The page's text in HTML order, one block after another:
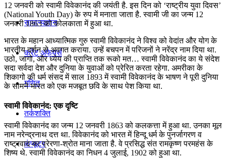
सामान्यज्ञान
करेंट अफेयर्स
गणित
तर्कशक्ति
कंप्यूटर
12 जनवरी को स्वामी विवेकानंद की जयंती है. इस दिन को ‘राष्ट्रीय युवा दिवस’
(National Youth Day) के रुप में मनाता जाता है. स्वामी जी का जन्म 12
जनवरी 1863 को कोलकाता में हुआ था.
भारत के महान आध्‍यात्मिक गुरु स्‍वामी विवेकानंद ने विश्व को वेदांत और योग के
भारतीय दर्शन से अवगत कराया. उन्हें बचपन में परिजनों ने नरेंद्र नाम दिया था.
उठो, जागो, और ध्येय की प्राप्ति तक रूको मत… स्वामी विवेकानंद का ये संदेश
सदा सर्वदा देश और दुनिया के युवाओं को प्रेरित करता रहेगा. अमरीका के
शिकागो की धर्म संसद में साल 1893 में स्वामी विवेकानंद के भाषण ने पूरी दुनिया
के सामने भारत को एक मजबूत छवि के साथ पेश किया था.
स्वामी विवेकानंद: एक दृष्टि
स्वामी विवेकानंद का जन्म 12 जनवरी 1863 को कलकत्ता में हुआ था. उनका मूल
नाम नरेन्द्रनाथ दत्त था. विवेकानंद को भारत में हिन्दू धर्म के पुनर्जागरण व
राष्ट्रवाद का प्रेरणा-श्रोत माना जाता है. वे प्रसिद्ध संत रामकृष्ण परमहंस के
शिष्य थे. स्वामी विवेकानंद का निधन 4 जुलाई, 1902 को हुआ था.